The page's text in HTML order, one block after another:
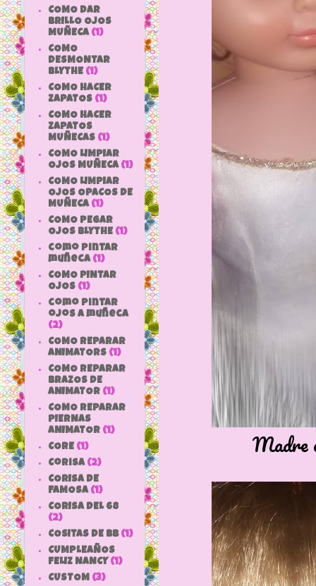
Madre
COMO DAR
BRILLO OJOS
MUÑECA (1)
COMO
DESMONTAR
BLYTHE (1)
COMO HACER
ZAPATOS (1)
COMO HACER
ZAPATOS
MUÑECAS (1)
COMO LIMPIAR
OJOS MUÑECA (1)
COMO LIMPIAR
OJOS OPACOS DE
MUÑECA (1)
COMO PEGAR
OJOS BLYTHE (1)
como pintar
muñeca (1)
COMO PINTAR
OJOS (1)
como pintar
ojos a muñeca
(2)
COMO REPARAR
ANIMATORS (1)
COMO REPARAR
BRAZOS DE
ANIMATOR (1)
COMO REPARAR
PIERNAS
ANIMATOR (1)
CORE (1)
Corisa (2)
CORISA DE
FAMOSA (1)
CORISA DEL 68
(2)
COSITAS DE bb (1)
CUMPLEAÑOS
FELIZ NANCY (1)
CUSTOM (3)